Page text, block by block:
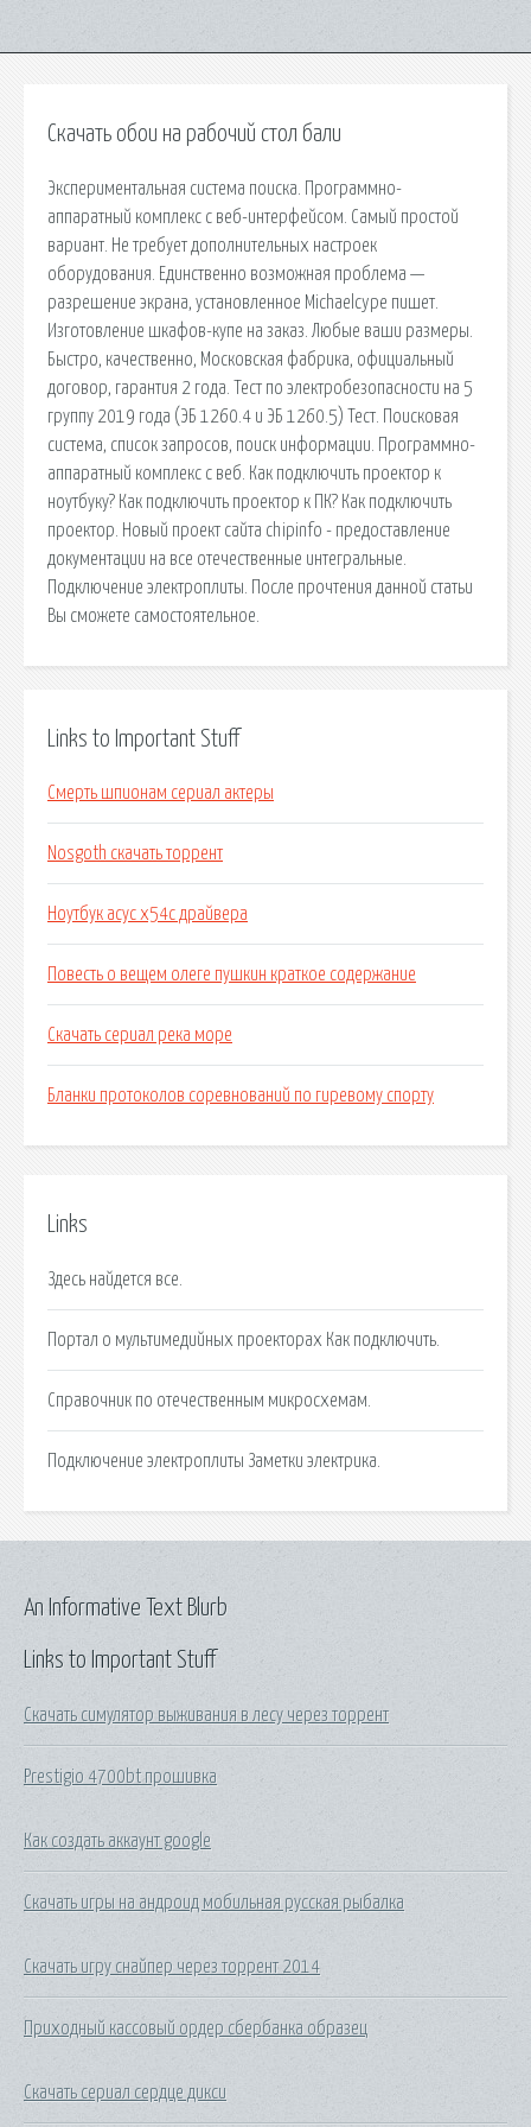
Скачать обои на рабочий стол бали
Экспериментальная система поиска. Программно-
аппаратный комплекс с веб-интерфейсом. Самый простой
вариант. Не требует дополнительных настроек
оборудования. Единственно возможная проблема —
разрешение экрана, установленное Michaelcype пишет.
Изготовление шкафов-купе на заказ. Любые ваши размеры.
Быстро, качественно, Московская фабрика, официальный
договор, гарантия 2 года. Тест по электробезопасности на 5
группу 2019 года (ЭБ 1260.4 и ЭБ 1260.5) Тест. Поисковая
сиcтема, список запросов, поиск информации. Программно-
аппаратный комплекс с веб. Как подключить проектор к
ноутбуку? Как подключить проектор к ПК? Как подключить
проектор. Новый проект сайта chipinfo - предоставление
документации на все отечественные интегральные.
Подключение электроплиты. После прочтения данной статьи
Вы сможете самостоятельное.
Links to Important Stuff
Смерть шпионам сериал актеры
Nosgoth скачать торрент
Ноутбук асус х54с драйвера
Повесть о вещем олеге пушкин краткое содержание
Скачать сериал река море
Бланки протоколов соревнований по гиревому спорту
Links
Здесь найдется все.
Портал о мультимедийных проекторах Как подключить.
Справочник по отечественным микросхемам.
Подключение электроплиты Заметки электрика.
Links to Important Stuff
Скачать симулятор выживания в лесу через торрент
Prestigio 4700bt прошивка
Как создать аккаунт google
Скачать игры на андроид мобильная русская рыбалка
Скачать игру снайпер через торрент 2014
Приходный кассовый ордер сбербанка образец
Скачать сериал сердце дикси
An Informative Text Blurb